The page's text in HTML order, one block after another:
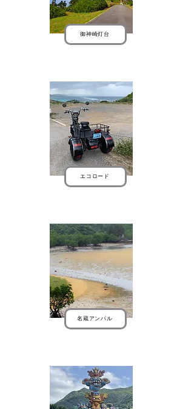
御神崎灯台
エコロード
名蔵アンパル